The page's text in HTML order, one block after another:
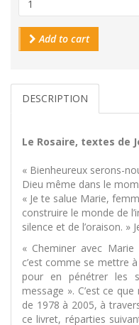
Add to cart
DESCRIPTION
Le Rosaire, textes de
« Bienheureux serons-
Dieu même dans le
« Je te salue Marie,
construire le monde de
silence et de l’oraison. »
« Cheminer avec
c’est comme se mettre
pour en pénétrer les
message ». C’est ce
de 1978 à 2005, à
ce livret, réparties